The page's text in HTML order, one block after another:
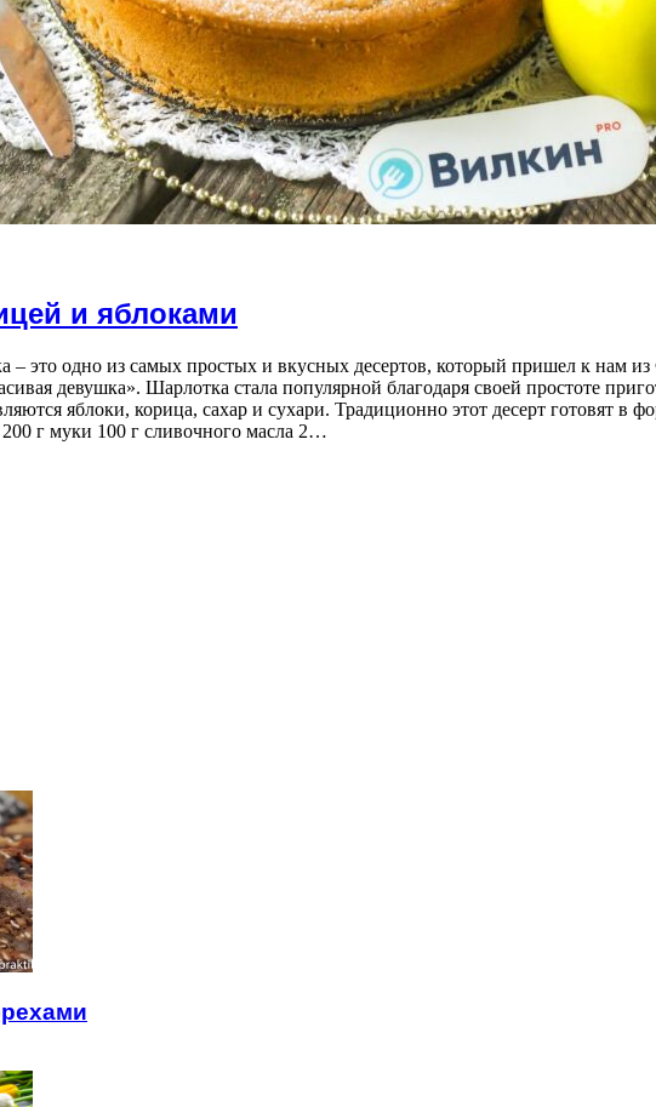
и яблоками
это одно из самых простых и вкусных десертов, который пришел к нам
девушка». Шарлотка стала популярной благодаря своей простоте
яблоки, корица, сахар и сухари. Традиционно этот десерт готовят
г муки 100 г сливочного масла 2…